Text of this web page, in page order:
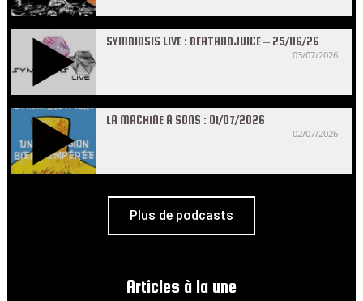
SYMBIOSIS LIVE : BEATANDJUICE – 25/06/26
03/07/2026
LA MACHINE À SONS : 01/07/2026
02/07/2026
Plus de podcasts
Articles à la une